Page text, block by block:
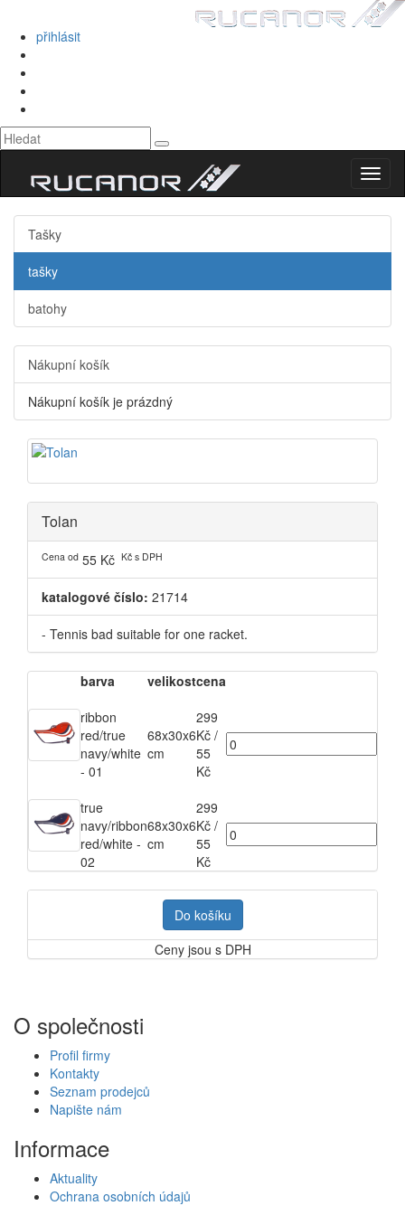
přihlásit
Tašky
tašky
batohy
Nákupní košík
Nákupní košík je prázdný
Tolan
Cena od 55 Kč Kč s DPH
katalogové číslo: 21714
- Tennis bad suitable for one racket.
barva velikostcena
ribbon
red/true
navy/white
- 01
68x30x6
cm
299
Kč /
55
Kč
true
navy/ribbon
red/white -
02
68x30x6
cm
299
Kč /
55
Kč
Do košíku
Ceny jsou s DPH
O společnosti
Profil firmy
Kontakty
Seznam prodejců
Napište nám
Informace
Aktuality
Ochrana osobních údajů